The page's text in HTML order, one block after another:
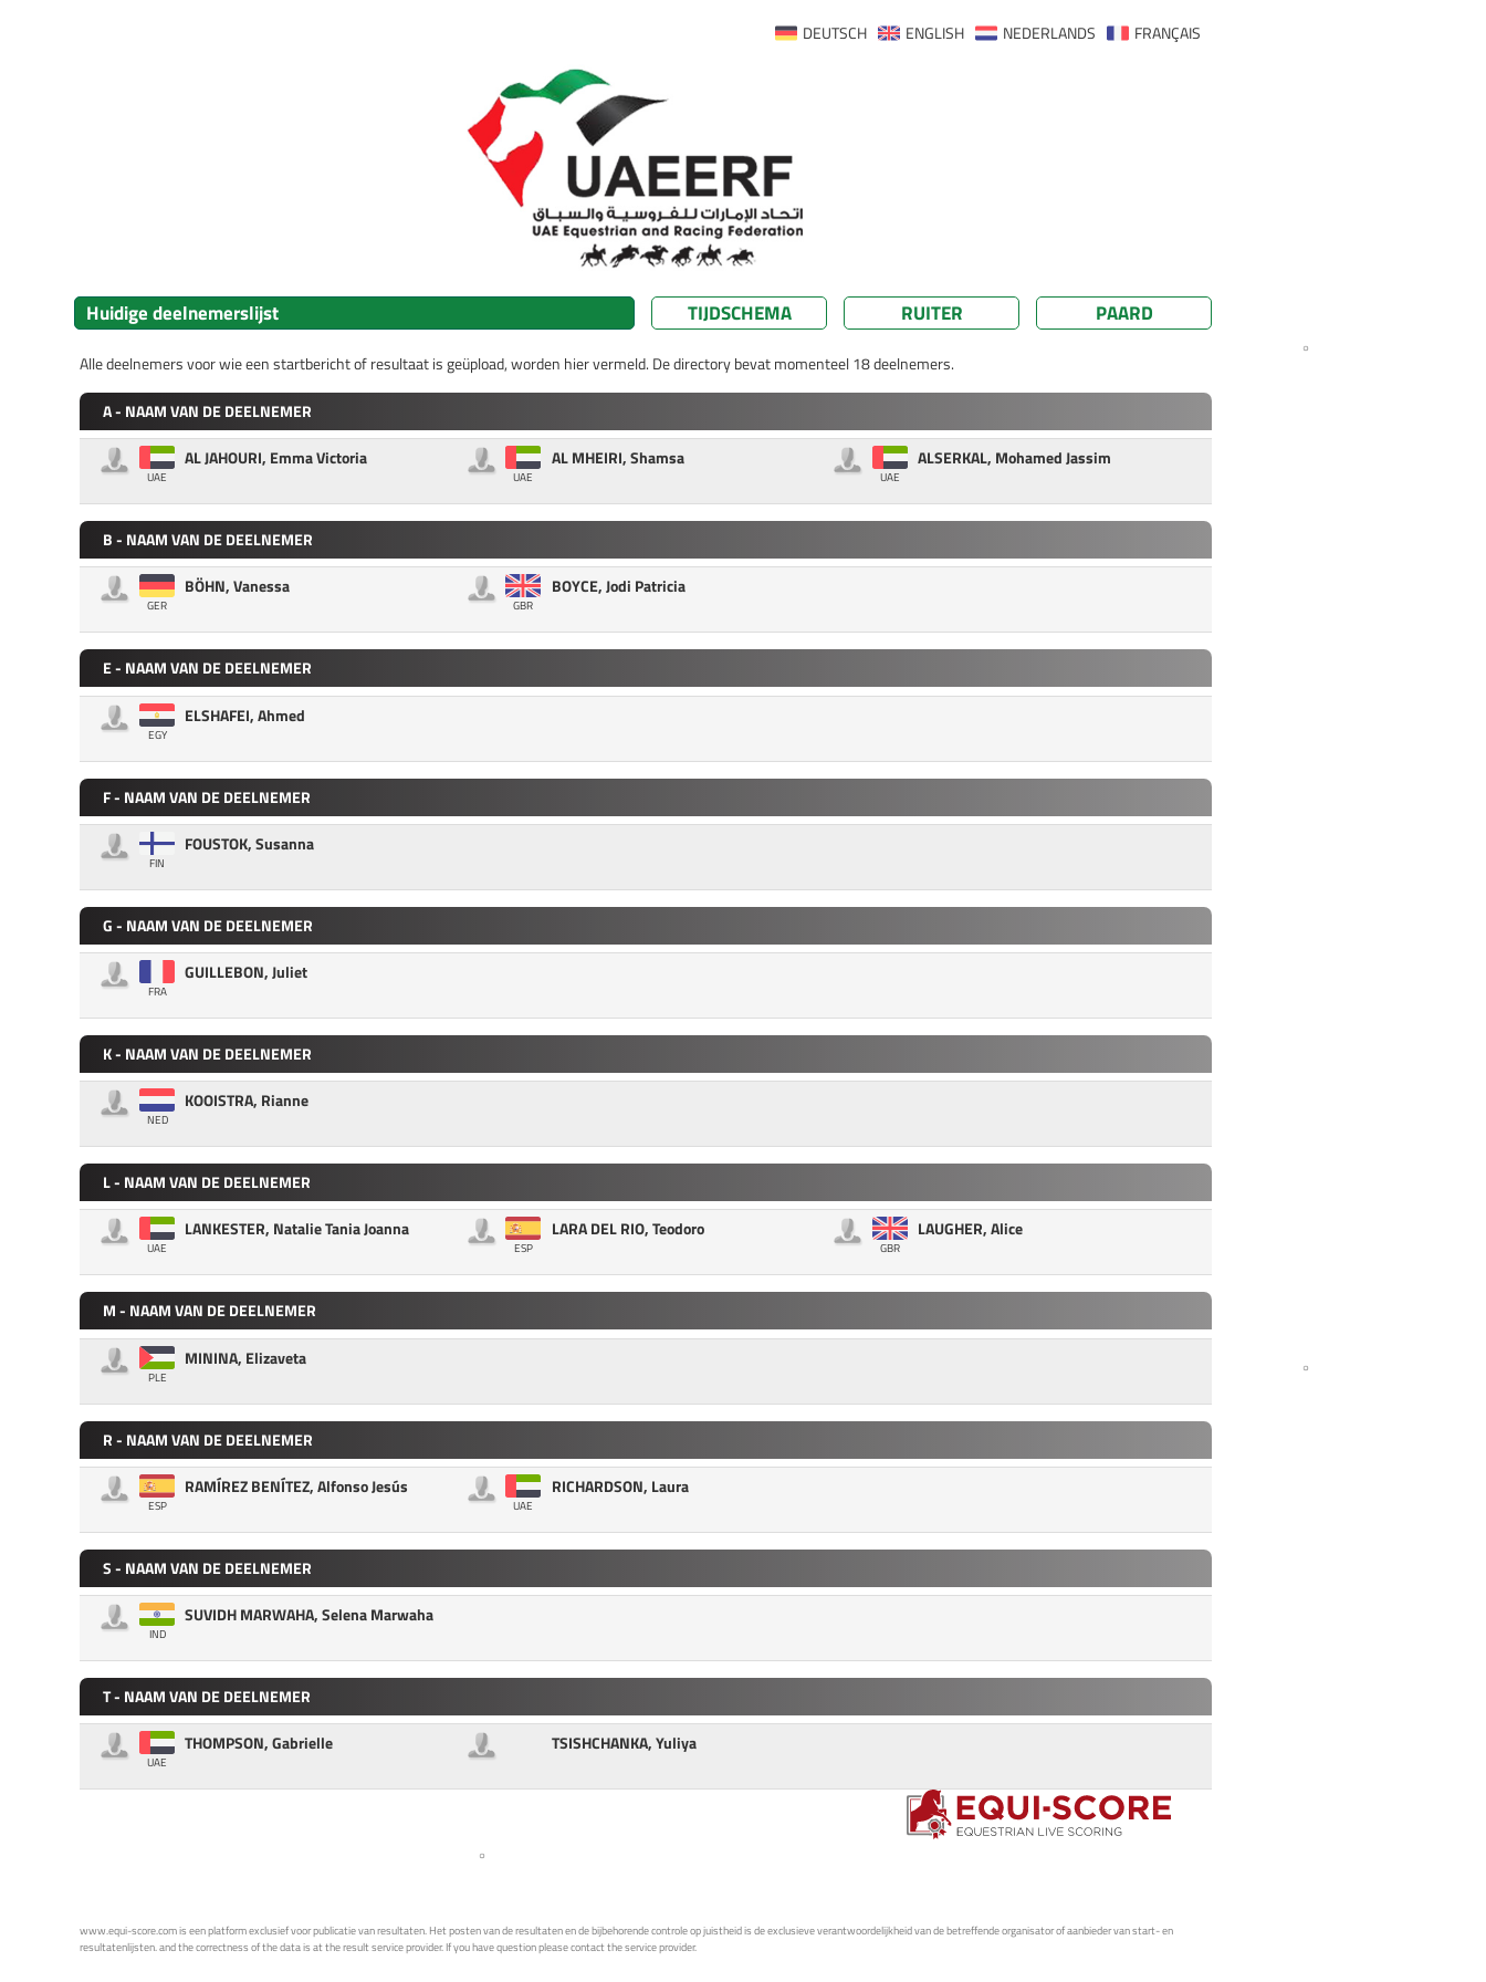
FRANÇAIS
NEDERLANDS
ENGLISH
DEUTSCH
Huidige deelnemerslijst TIJDSCHEMA RUITER PAARD
Alle deelnemers voor wie een startbericht of resultaat is geüpload, worden hier vermeld. De directory bevat momenteel 18 deelnemers.
A - NAAM VAN DE DEELNEMER
UAE
AL JAHOURI, Emma Victoria
UAE
AL MHEIRI, Shamsa
UAE
ALSERKAL, Mohamed Jassim
B - NAAM VAN DE DEELNEMER
GER
BÖHN, Vanessa
GBR
BOYCE, Jodi Patricia
E - NAAM VAN DE DEELNEMER
EGY
ELSHAFEI, Ahmed
F - NAAM VAN DE DEELNEMER
FIN
FOUSTOK, Susanna
G - NAAM VAN DE DEELNEMER
FRA
GUILLEBON, Juliet
K - NAAM VAN DE DEELNEMER
NED
KOOISTRA, Rianne
L - NAAM VAN DE DEELNEMER
UAE
LANKESTER, Natalie Tania Joanna
ESP
LARA DEL RIO, Teodoro
GBR
LAUGHER, Alice
M - NAAM VAN DE DEELNEMER
PLE
MININA, Elizaveta
R - NAAM VAN DE DEELNEMER
ESP
RAMÍREZ BENÍTEZ, Alfonso Jesús
UAE
RICHARDSON, Laura
S - NAAM VAN DE DEELNEMER
IND
SUVIDH MARWAHA, Selena Marwaha
T - NAAM VAN DE DEELNEMER
UAE
THOMPSON, Gabrielle TSISHCHANKA, Yuliya
www.equi-score.com is een platform exclusief voor publicatie van resultaten. Het posten van de resultaten en de bijbehorende controle op juistheid is de exclusieve verantwoordelijkheid van de betreffende organisator of aanbieder van start- en
resultatenlijsten. and the correctness of the data is at the result service provider. If you have question please contact the service provider.